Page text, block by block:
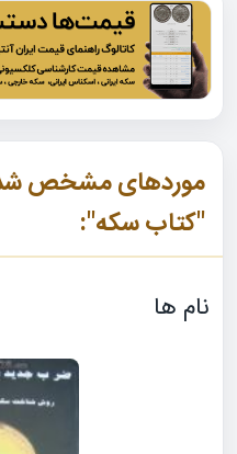
موردهای مشخص
"کتاب سکه":
نام ها